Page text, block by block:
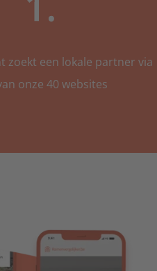
zoekt een lokale partner via
onze 40 websites